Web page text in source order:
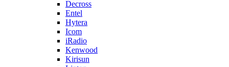
Decross
Entel
Hytera
Icom
iRadio
Kenwood
Kirisun